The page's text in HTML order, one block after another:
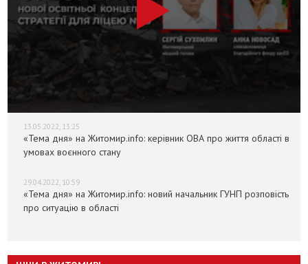
13.05.2022, 13:25
«Тема дня» на Житомир.info: керівник ОВА про життя області в
умовах воєнного стану
29.04.2022, 10:59
«Тема дня» на Житомир.info: новий начальник ГУНП розповість
про ситуацію в області